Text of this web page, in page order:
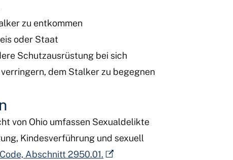
zu entkommen
oder Staat
Schutzausrüstung bei sich
dem Stalker zu begegnen
von Ohio umfassen Sexualdelikte
Kindesverführung und sexuell
Abschnitt 2950.01.